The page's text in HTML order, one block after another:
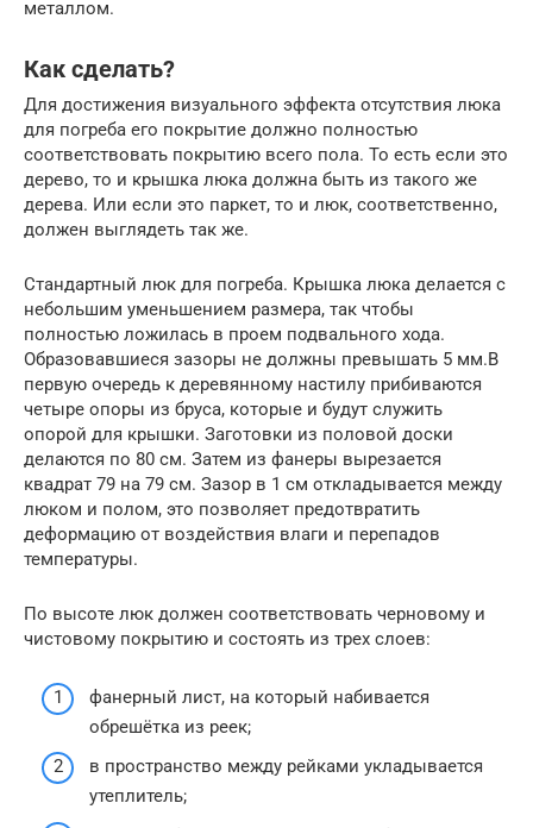
металлом.
Как сделать?
Для достижения визуального эффекта отсутствия люка
для погреба его покрытие должно полностью
соответствовать покрытию всего пола. То есть если это
дерево, то и крышка люка должна быть из такого же
дерева. Или если это паркет, то и люк, соответственно,
должен выглядеть так же.
Стандартный люк для погреба. Крышка люка делается с
небольшим уменьшением размера, так чтобы
полностью ложилась в проем подвального хода.
Образовавшиеся зазоры не должны превышать 5 мм.В
первую очередь к деревянному настилу прибиваются
четыре опоры из бруса, которые и будут служить
опорой для крышки. Заготовки из половой доски
делаются по 80 см. Затем из фанеры вырезается
квадрат 79 на 79 см. Зазор в 1 см откладывается между
люком и полом, это позволяет предотвратить
деформацию от воздействия влаги и перепадов
температуры.
По высоте люк должен соответствовать черновому и
чистовому покрытию и состоять из трех слоев:
фанерный лист, на который набивается
обрешётка из реек;
в пространство между рейками укладывается
утеплитель;